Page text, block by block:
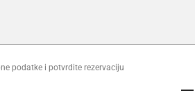
podatke i potvrdite rezervaciju